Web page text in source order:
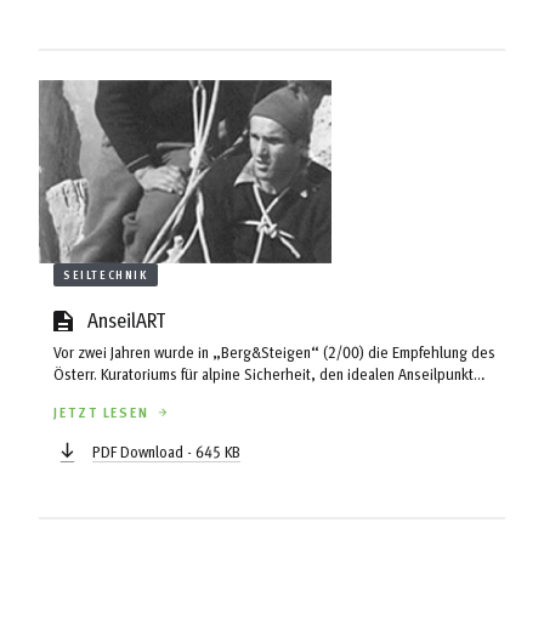
SEILTECHNIK
AnseilART
Vor zwei Jahren wurde in „Berg&Steigen“ (2/00) die Empfehlung des
Österr. Kuratoriums für alpine Sicherheit, den idealen Anseilpunkt
Voraussetzungen, das alleinige Tragen eines Hüftgurtes mit dem
damit verbundenem tiefen Anseilpunkt als „sinnvoll bzw.
gerechtfertigt“ erachtet. Bis dahin galt einzig die kombinierte
JETZT LESEN
PDF Download - 645 KB